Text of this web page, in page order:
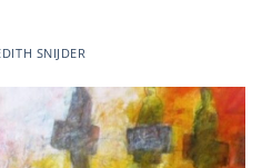
SNIJDER